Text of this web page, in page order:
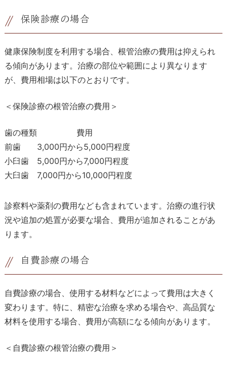
保険診療の場合
健康保険制度を利用する場合、根管治療の費用は抑えられ
る傾向があります。治療の部位や範囲により異なります
が、費用相場は以下のとおりです。
＜保険診療の根管治療の費用＞
歯の種類
費用
前歯
3,000円から5,000円程度
小臼歯
5,000円から7,000円程度
大臼歯
7,000円から10,000円程度
診察料や薬剤の費用なども含まれています。治療の進行状
況や追加の処置が必要な場合、費用が追加されることがあ
ります。
自費診療の場合
自費診療の場合、使用する材料などによって費用は大きく
変わります。特に、精密な治療を求める場合や、高品質な
材料を使用する場合、費用が高額になる傾向があります。
＜自費診療の根管治療の費用＞